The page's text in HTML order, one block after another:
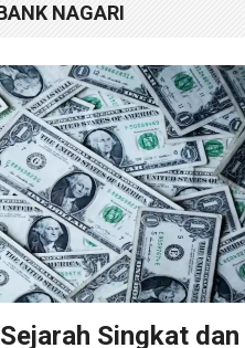
NAGARI
Singkat dan